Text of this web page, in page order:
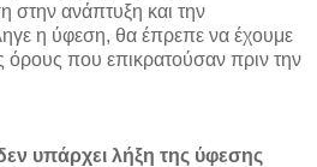
στην ανάπτυξη και την
η ύφεση, θα έπρεπε να έχουμε
όρους που επικρατούσαν πριν την
υπάρχει λήξη της ύφεσης